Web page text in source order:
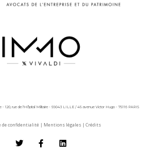
- 120, rue de l'Hôpital Militaire - 59043 LILLE / 45 avenue Victor Hugo - 75116 PARIS
de confidentialité | Mentions légales | Crédits